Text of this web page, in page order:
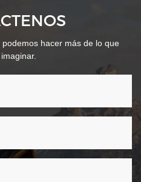
de microfibra duradera con
viene con una almohadilla de
microfibra se puede quitar y
de goma para una limpieza
hacer más de lo que